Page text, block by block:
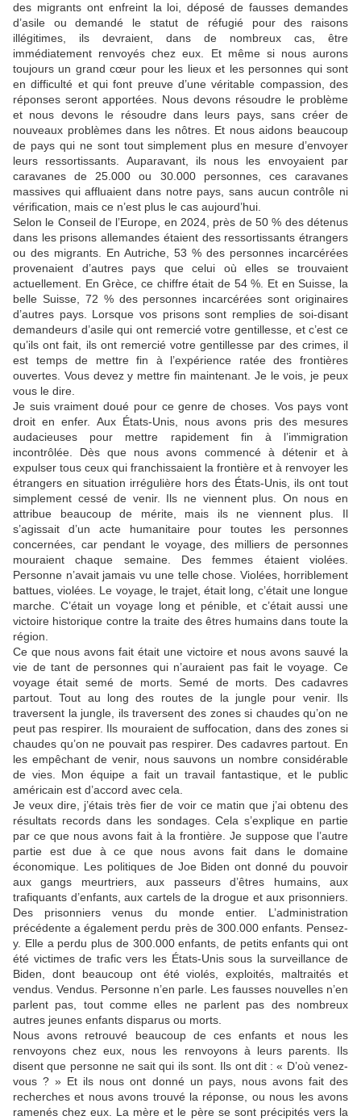
des migrants ont enfreint la loi, déposé de fausses demandes
d’asile ou demandé le statut de réfugié pour des raisons
illégitimes, ils devraient, dans de nombreux cas, être
immédiatement renvoyés chez eux. Et même si nous aurons
toujours un grand cœur pour les lieux et les personnes qui sont
en difficulté et qui font preuve d’une véritable compassion, des
réponses seront apportées. Nous devons résoudre le problème
et nous devons le résoudre dans leurs pays, sans créer de
nouveaux problèmes dans les nôtres. Et nous aidons beaucoup
de pays qui ne sont tout simplement plus en mesure d’envoyer
leurs ressortissants. Auparavant, ils nous les envoyaient par
caravanes de 25.000 ou 30.000 personnes, ces caravanes
massives qui affluaient dans notre pays, sans aucun contrôle ni
vérification, mais ce n’est plus le cas aujourd’hui.
Selon le Conseil de l’Europe, en 2024, près de 50 % des détenus
dans les prisons allemandes étaient des ressortissants étrangers
ou des migrants. En Autriche, 53 % des personnes incarcérées
provenaient d’autres pays que celui où elles se trouvaient
actuellement. En Grèce, ce chiffre était de 54 %. Et en Suisse, la
belle Suisse, 72 % des personnes incarcérées sont originaires
d’autres pays. Lorsque vos prisons sont remplies de soi-disant
demandeurs d’asile qui ont remercié votre gentillesse, et c’est ce
qu’ils ont fait, ils ont remercié votre gentillesse par des crimes, il
est temps de mettre fin à l’expérience ratée des frontières
ouvertes. Vous devez y mettre fin maintenant. Je le vois, je peux
vous le dire.
Je suis vraiment doué pour ce genre de choses. Vos pays vont
droit en enfer. Aux États-Unis, nous avons pris des mesures
audacieuses pour mettre rapidement fin à l’immigration
incontrôlée. Dès que nous avons commencé à détenir et à
expulser tous ceux qui franchissaient la frontière et à renvoyer les
étrangers en situation irrégulière hors des États-Unis, ils ont tout
simplement cessé de venir. Ils ne viennent plus. On nous en
attribue beaucoup de mérite, mais ils ne viennent plus. Il
s’agissait d’un acte humanitaire pour toutes les personnes
concernées, car pendant le voyage, des milliers de personnes
mouraient chaque semaine. Des femmes étaient violées.
Personne n’avait jamais vu une telle chose. Violées, horriblement
battues, violées. Le voyage, le trajet, était long, c’était une longue
marche. C’était un voyage long et pénible, et c’était aussi une
victoire historique contre la traite des êtres humains dans toute la
région.
Ce que nous avons fait était une victoire et nous avons sauvé la
vie de tant de personnes qui n’auraient pas fait le voyage. Ce
voyage était semé de morts. Semé de morts. Des cadavres
partout. Tout au long des routes de la jungle pour venir. Ils
traversent la jungle, ils traversent des zones si chaudes qu’on ne
peut pas respirer. Ils mouraient de suffocation, dans des zones si
chaudes qu’on ne pouvait pas respirer. Des cadavres partout. En
les empêchant de venir, nous sauvons un nombre considérable
de vies. Mon équipe a fait un travail fantastique, et le public
américain est d’accord avec cela.
Je veux dire, j’étais très fier de voir ce matin que j’ai obtenu des
résultats records dans les sondages. Cela s’explique en partie
par ce que nous avons fait à la frontière. Je suppose que l’autre
partie est due à ce que nous avons fait dans le domaine
économique. Les politiques de Joe Biden ont donné du pouvoir
aux gangs meurtriers, aux passeurs d’êtres humains, aux
trafiquants d’enfants, aux cartels de la drogue et aux prisonniers.
Des prisonniers venus du monde entier. L’administration
précédente a également perdu près de 300.000 enfants. Pensez-
y. Elle a perdu plus de 300.000 enfants, de petits enfants qui ont
été victimes de trafic vers les États-Unis sous la surveillance de
Biden, dont beaucoup ont été violés, exploités, maltraités et
vendus. Vendus. Personne n’en parle. Les fausses nouvelles n’en
parlent pas, tout comme elles ne parlent pas des nombreux
autres jeunes enfants disparus ou morts.
Nous avons retrouvé beaucoup de ces enfants et nous les
renvoyons chez eux, nous les renvoyons à leurs parents. Ils
disent que personne ne sait qui ils sont. Ils ont dit : « D’où venez-
vous ? » Et ils nous ont donné un pays, nous avons fait des
recherches et nous avons trouvé la réponse, ou nous les avons
ramenés chez eux. La mère et le père se sont précipités vers la